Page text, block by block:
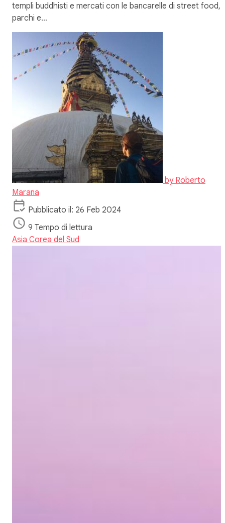
templi buddhisti e mercati con le bancarelle di street food,
parchi e…
by Roberto
Marana
Pubblicato il: 26 Feb 2024
9 Tempo di lettura
Asia Corea del Sud